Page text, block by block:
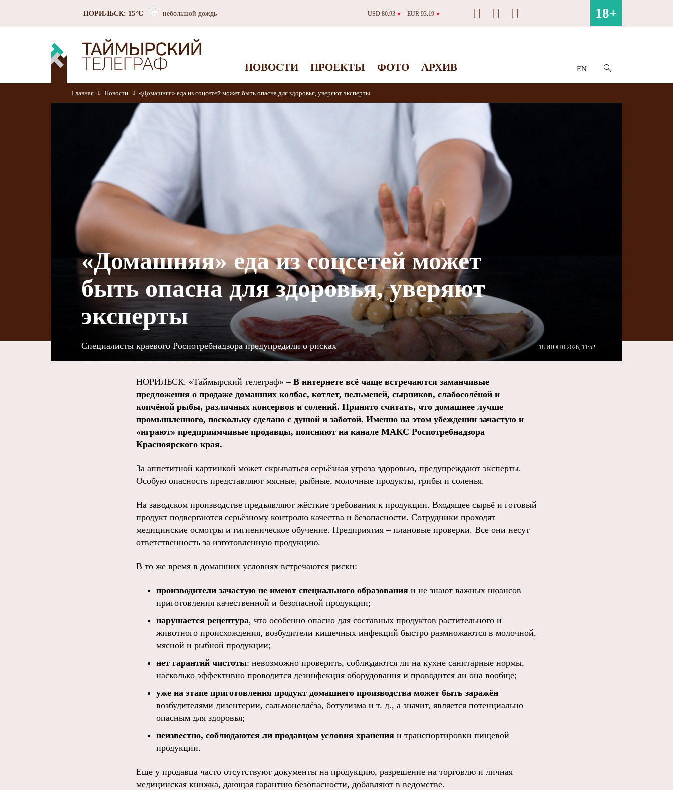
НОРИЛЬСК: 15°C небольшой дождь USD 80.93 ▼ EUR 93.19 ▼ 18+
НОВОСТИ ПРОЕКТЫ ФОТО АРХИВ EN
Главная Новости «Домашняя» еда из соцсетей может быть опасна для здоровья, уверяют эксперты
«Домашняя» еда из соцсетей может
быть опасна для здоровья, уверяют
эксперты
18 ИЮНЯ 2026, 11:52
Специалисты краевого Роспотребнадзора предупредили о рисках
НОРИЛЬСК. «Таймырский телеграф» – В интернете всё чаще встречаются заманчивые
предложения о продаже домашних колбас, котлет, пельменей, сырников, слабосолёной и
копчёной рыбы, различных консервов и солений. Принято считать, что домашнее лучше
промышленного, поскольку сделано с душой и заботой. Именно на этом убеждении зачастую и
«играют» предприимчивые продавцы, поясняют на канале МАКС Роспотребнадзора
Красноярского края.
За аппетитной картинкой может скрываться серьёзная угроза здоровью, предупреждают эксперты.
Особую опасность представляют мясные, рыбные, молочные продукты, грибы и соленья.
На заводском производстве предъявляют жёсткие требования к продукции. Входящее сырьё и готовый
продукт подвергаются серьёзному контролю качества и безопасности. Сотрудники проходят
медицинские осмотры и гигиеническое обучение. Предприятия – плановые проверки. Все они несут
ответственность за изготовленную продукцию.
В то же время в домашних условиях встречаются риски:
производители зачастую не имеют специального образования и не знают важных нюансов
приготовления качественной и безопасной продукции;
нарушается рецептура, что особенно опасно для составных продуктов растительного и
животного происхождения, возбудители кишечных инфекций быстро размножаются в молочной,
мясной и рыбной продукции;
нет гарантий чистоты: невозможно проверить, соблюдаются ли на кухне санитарные нормы,
насколько эффективно проводится дезинфекция оборудования и проводится ли она вообще;
уже на этапе приготовления продукт домашнего производства может быть заражён
возбудителями дизентерии, сальмонеллёза, ботулизма и т. д., а значит, является потенциально
опасным для здоровья;
неизвестно, соблюдаются ли продавцом условия хранения и транспортировки пищевой
продукции.
Еще у продавца часто отсутствуют документы на продукцию, разрешение на торговлю и личная
медицинская книжка, дающая гарантию безопасности, добавляют в ведомстве.